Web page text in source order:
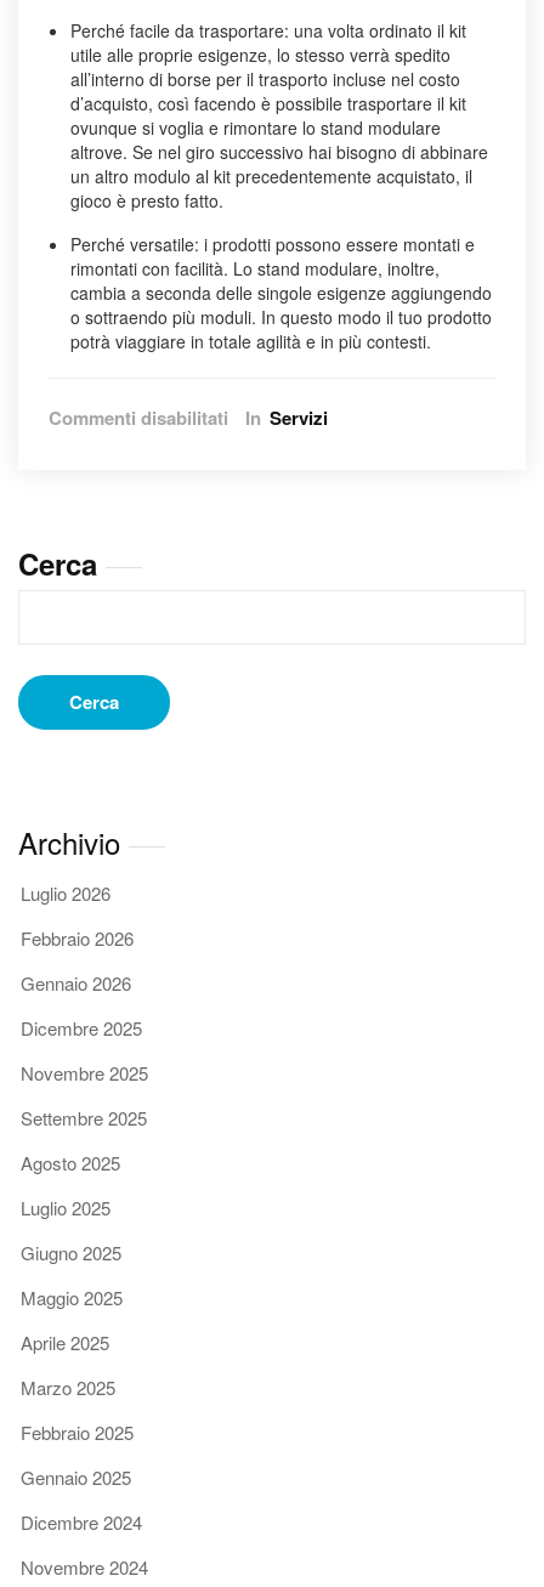
Perché facile da trasportare: una volta ordinato il kit
utile alle proprie esigenze, lo stesso verrà spedito
all’interno di borse per il trasporto incluse nel costo
d’acquisto, così facendo è possibile trasportare il kit
ovunque si voglia e rimontare lo stand modulare
altrove. Se nel giro successivo hai bisogno di abbinare
un altro modulo al kit precedentemente acquistato, il
gioco è presto fatto.
Perché versatile: i prodotti possono essere montati e
rimontati con facilità. Lo stand modulare, inoltre,
cambia a seconda delle singole esigenze aggiungendo
o sottraendo più moduli. In questo modo il tuo prodotto
potrà viaggiare in totale agilità e in più contesti.
Commenti disabilitati suIn Servizi
Cerca
Cerca
Archivio
Luglio 2026
Febbraio 2026
Gennaio 2026
Dicembre 2025
Novembre 2025
Settembre 2025
Agosto 2025
Luglio 2025
Giugno 2025
Maggio 2025
Aprile 2025
Marzo 2025
Febbraio 2025
Gennaio 2025
Dicembre 2024
Novembre 2024